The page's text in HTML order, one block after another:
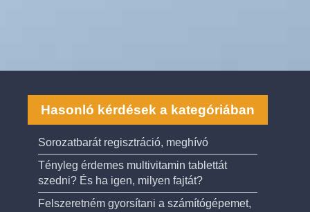
Hasonló kérdések a kategóriában
Sorozatbarát regisztráció, meghívó
Tényleg érdemes multivitamin tablettát
szedni? És ha igen, milyen fajtát?
Felszeretném gyorsítani a számítógépemet,